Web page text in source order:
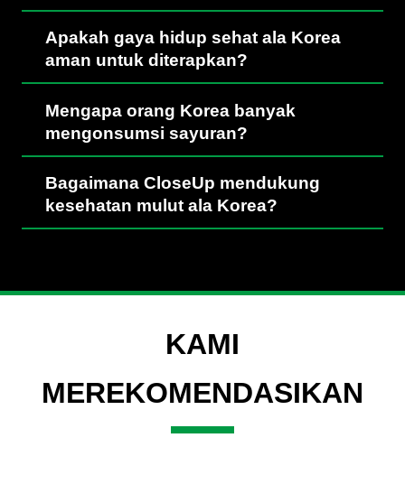
Apakah gaya hidup sehat ala Korea
aman untuk diterapkan?
Mengapa orang Korea banyak
mengonsumsi sayuran?
Bagaimana CloseUp mendukung
kesehatan mulut ala Korea?
KAMI
MEREKOMENDASIKAN